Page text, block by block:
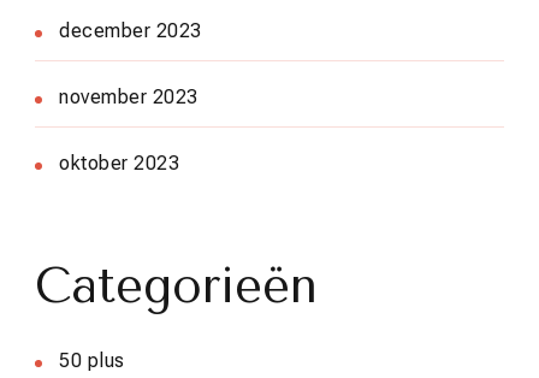
december 2023
november 2023
oktober 2023
Categorieën
50 plus